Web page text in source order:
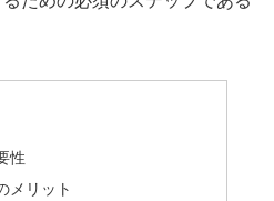
性
メリット